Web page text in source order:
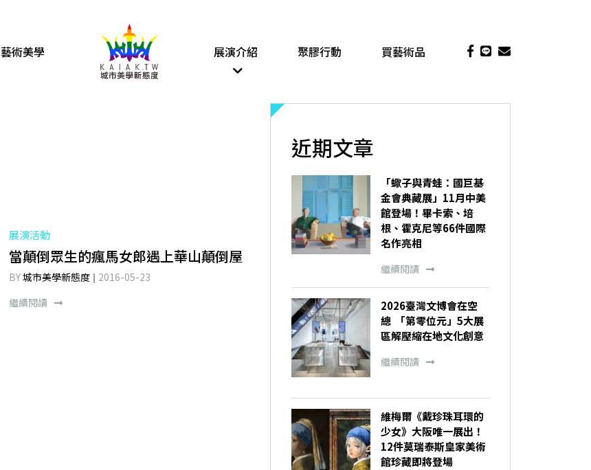
藝術美學 展演介紹 聚膠行動 買藝術品
展演活動
當顛倒眾生的瘋馬女郎遇上華山顛倒屋
BY城市美學新態度
2016-05-23
繼續閱讀
近期文章
「蠍子與青蛙：國巨基
金會典藏展」11月中美
館登場！畢卡索、培
根、霍克尼等66件國際
名作亮相
繼續閱讀
2026臺灣文博會在空
總 「第零位元」5大展
區解壓縮在地文化創意
繼續閱讀
維梅爾《戴珍珠耳環的
少女》大阪唯一展出！
12件莫瑞泰斯皇家美術
館珍藏即將登場